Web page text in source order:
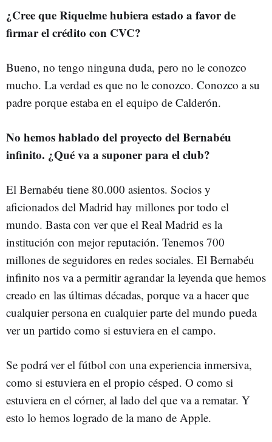
¿Cree que Riquelme hubiera estado a favor de
firmar el crédito con CVC?
Bueno, no tengo ninguna duda, pero no le conozco
mucho. La verdad es que no le conozco. Conozco a su
padre porque estaba en el equipo de Calderón.
No hemos hablado del proyecto del Bernabéu
infinito. ¿Qué va a suponer para el club?
El Bernabéu tiene 80.000 asientos. Socios y
aficionados del Madrid hay millones por todo el
mundo. Basta con ver que el Real Madrid es la
institución con mejor reputación. Tenemos 700
millones de seguidores en redes sociales. El Bernabéu
infinito nos va a permitir agrandar la leyenda que hemos
creado en las últimas décadas, porque va a hacer que
cualquier persona en cualquier parte del mundo pueda
ver un partido como si estuviera en el campo.
Se podrá ver el fútbol con una experiencia inmersiva,
como si estuviera en el propio césped. O como si
estuviera en el córner, al lado del que va a rematar. Y
esto lo hemos logrado de la mano de Apple.